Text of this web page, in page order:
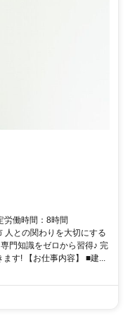
労働時間：8時間
人との関わりを大切にする
門知識をゼロから習得♪ 完
す! 【お仕事内容】 ■建...